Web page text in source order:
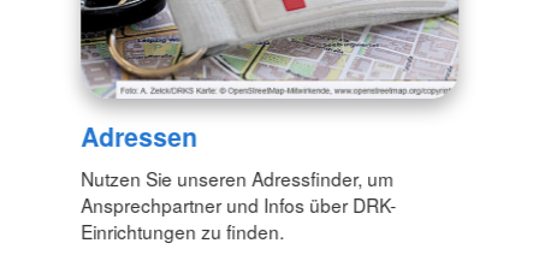
Adressen
Nutzen Sie unseren Adressfinder, um
Ansprechpartner und Infos über DRK-
Einrichtungen zu finden.